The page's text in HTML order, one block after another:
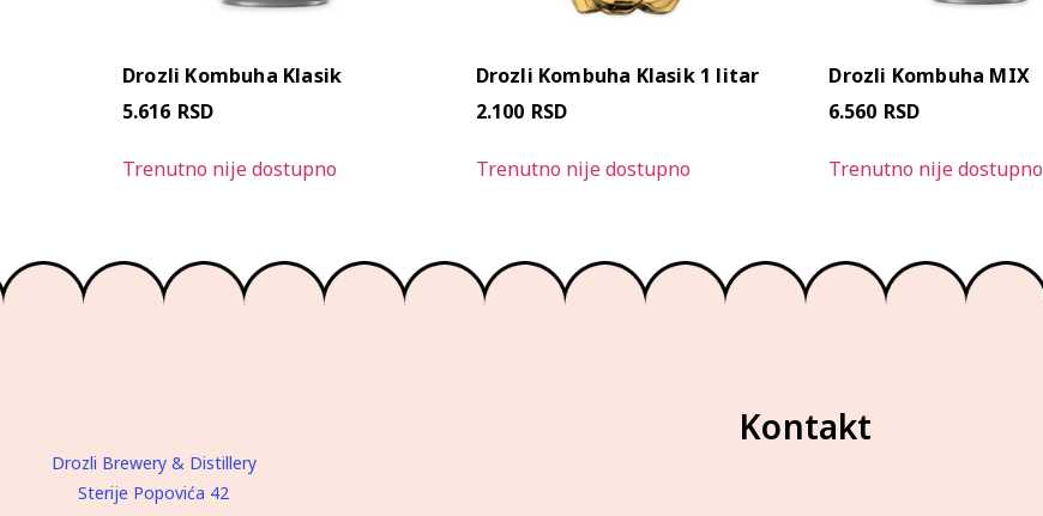
Drozli Kombuha Klasik
5.616 RSD
Trenutno nije dostupno
Drozli Kombuha Klasik 1 litar
2.100 RSD
Trenutno nije dostupno
Drozli Kombuha MIX
6.560 RSD
Trenutno nije dostupno
Kontakt
Drozli Brewery & Distillery
Sterije Popovića 42